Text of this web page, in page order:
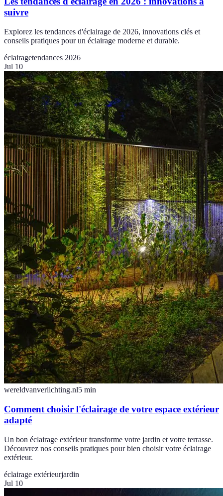
suivre
Explorez les tendances d'éclairage de 2026, innovations clés et
conseils pratiques pour un éclairage moderne et durable.
éclairagetendances 2026
Jul 10
wereldvanverlichting.nl5 min
Comment choisir l'éclairage de votre espace extérieur
adapté
Un bon éclairage extérieur transforme votre jardin et votre terrasse.
Découvrez nos conseils pratiques pour bien choisir votre éclairage
extérieur.
éclairage extérieurjardin
Jul 10